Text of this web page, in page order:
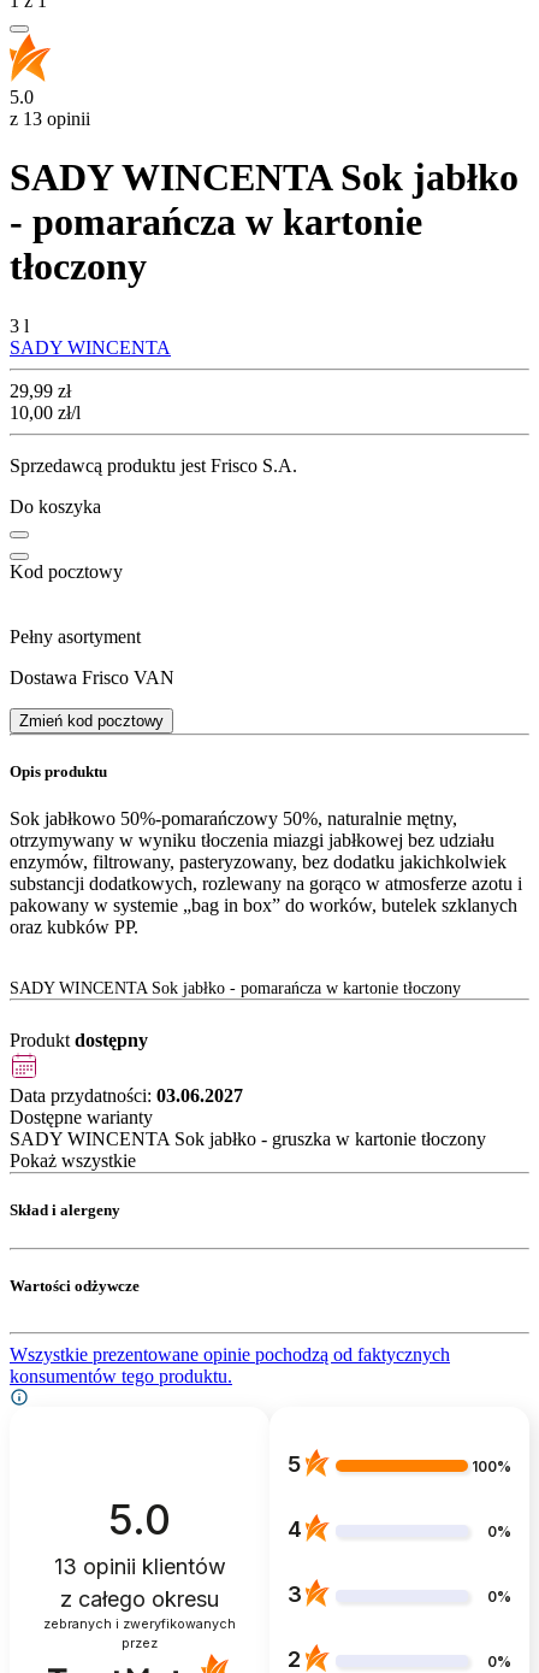
5.0
z 13 opinii
SADY WINCENTA Sok jabłko
- pomarańcza w kartonie
tłoczony
3 l
SADY WINCENTA
Cena
29,99 zł
10,00 zł/l
Sprzedawcą produktu jest Frisco S.A.
Do koszyka
Kod pocztowy
Pełny asortyment
Dostawa Frisco VAN
Zmień kod pocztowy
Opis produktu
Sok jabłkowo 50%-pomarańczowy 50%, naturalnie mętny,
otrzymywany w wyniku tłoczenia miazgi jabłkowej bez udziału
enzymów, filtrowany, pasteryzowany, bez dodatku jakichkolwiek
substancji dodatkowych, rozlewany na gorąco w atmosferze azotu i
pakowany w systemie „bag in box” do worków, butelek szklanych
oraz kubków PP.
SADY WINCENTA Sok jabłko - pomarańcza w kartonie tłoczony
Produkt dostępny
Data przydatności: 03.06.2027
Dostępne warianty
SADY WINCENTA Sok jabłko - gruszka w kartonie tłoczony
Pokaż wszystkie
Skład i alergeny
Wartości odżywcze
Wszystkie prezentowane opinie pochodzą od faktycznych
konsumentów tego produktu.
5.0
13 opinii klientów
z całego okresu
zebranych i zweryfikowanych
przez
5 100%
4 0%
3 0%
2 0%